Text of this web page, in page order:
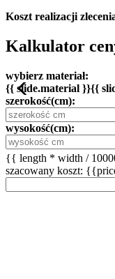
Koszt realizacji
Kalkulator
wybierz materiał:
{{ slide.material }}{{
szerokość(cm):
wysokość(cm):
{{ length * width /
szacowany koszt: